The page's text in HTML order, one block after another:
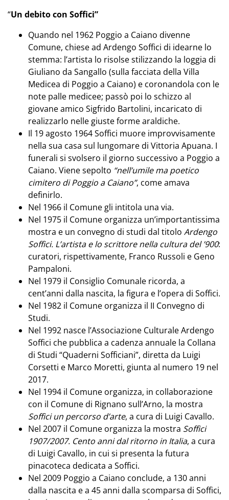
“Un debito con Soffici”
Quando nel 1962 Poggio a Caiano divenne
Comune, chiese ad Ardengo Soffici di idearne lo
stemma: l’artista lo risolse stilizzando la loggia di
Giuliano da Sangallo (sulla facciata della Villa
Medicea di Poggio a Caiano) e coronandola con le
note palle medicee; passò poi lo schizzo al
giovane amico Sigfrido Bartolini, incaricato di
realizzarlo nelle giuste forme araldiche.
Il 19 agosto 1964 Soffici muore improvvisamente
nella sua casa sul lungomare di Vittoria Apuana. I
funerali si svolsero il giorno successivo a Poggio a
Caiano. Viene sepolto “nell’umile ma poetico
cimitero di Poggio a Caiano”, come amava
definirlo.
Nel 1966 il Comune gli intitola una via.
Nel 1975 il Comune organizza un’importantissima
mostra e un convegno di studi dal titolo Ardengo
Soffici. L’artista e lo scrittore nella cultura del ’900:
curatori, rispettivamente, Franco Russoli e Geno
Pampaloni.
Nel 1979 il Consiglio Comunale ricorda, a
cent’anni dalla nascita, la figura e l’opera di Soffici.
Nel 1982 il Comune organizza il II Convegno di
Studi.
Nel 1992 nasce l’Associazione Culturale Ardengo
Soffici che pubblica a cadenza annuale la Collana
di Studi “Quaderni Sofficiani”, diretta da Luigi
Corsetti e Marco Moretti, giunta al numero 19 nel
2017.
Nel 1994 il Comune organizza, in collaborazione
con il Comune di Rignano sull’Arno, la mostra
Soffici un percorso d’arte, a cura di Luigi Cavallo.
Nel 2007 il Comune organizza la mostra Soffici
1907/2007. Cento anni dal ritorno in Italia, a cura
di Luigi Cavallo, in cui si presenta la futura
pinacoteca dedicata a Soffici.
Nel 2009 Poggio a Caiano conclude, a 130 anni
dalla nascita e a 45 anni dalla scomparsa di Soffici,